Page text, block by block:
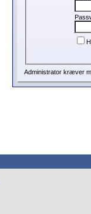
Administrator kræver